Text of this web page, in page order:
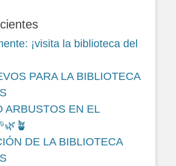
¡visita la biblioteca del
PARA LA BIBLIOTECA
ARBUSTOS EN EL
DE LA BIBLIOTECA